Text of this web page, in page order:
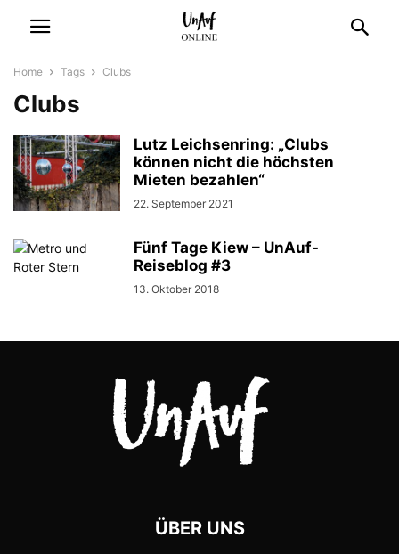
Home Tags Clubs
Clubs
Lutz Leichsenring: „Clubs
können nicht die höchsten
Mieten bezahlen“
22. September 2021
Fünf Tage Kiew – UnAuf-
Reiseblog #3
13. Oktober 2018
ÜBER UNS